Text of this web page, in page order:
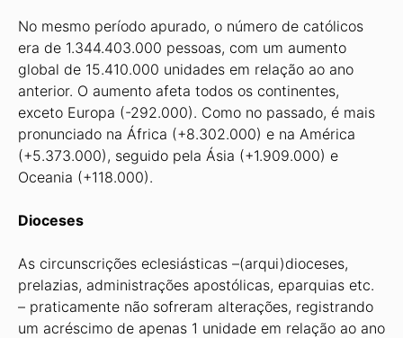
No mesmo período apurado, o número de católicos
era de 1.344.403.000 pessoas, com um aumento
global de 15.410.000 unidades em relação ao ano
anterior. O aumento afeta todos os continentes,
exceto Europa (-292.000). Como no passado, é mais
pronunciado na África (+8.302.000) e na América
(+5.373.000), seguido pela Ásia (+1.909.000) e
Oceania (+118.000).
Dioceses
As circunscrições eclesiásticas –(arqui)dioceses,
prelazias, administrações apostólicas, eparquias etc.
– praticamente não sofreram alterações, registrando
um acréscimo de apenas 1 unidade em relação ao ano